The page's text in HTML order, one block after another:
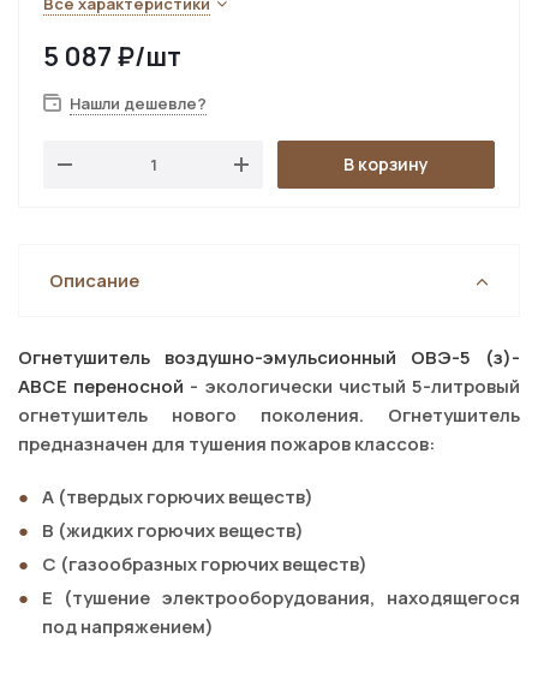
5 087 ₽/шт
Нашли дешевле?
В корзину
Описание
Огнетушитель воздушно-эмульсионный ОВЭ-5 (з)-
АВСЕ переносной - экологически чистый 5-литровый
огнетушитель нового поколения. Огнетушитель
предназначен для тушения пожаров классов:
А (твердых горючих веществ)
В (жидких горючих веществ)
С (газообразных горючих веществ)
Е (тушение электрооборудования, находящегося
под напряжением)